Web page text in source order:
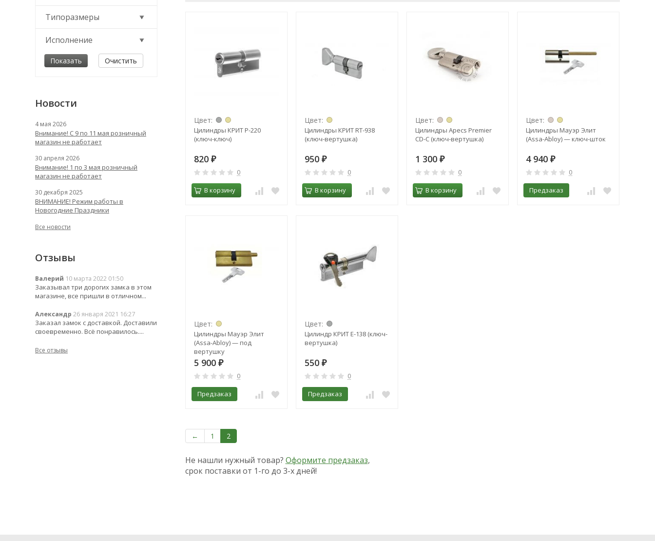
Цвет:
Цилиндры КРИТ P-220
(ключ-ключ)
820 ₽
0
В корзину
Цвет:
Цилиндры КРИТ RT-938
(ключ-вертушка)
950 ₽
0
В корзину
Цвет:
Цилиндры Apecs Premier
CD-C (ключ-вертушка​)
1 300 ₽
0
В корзину
Цвет:
Цилиндры Мауэр Элит
(Assa-Abloy) — ключ-шток
4 940 ₽
0
Предзаказ
Цвет:
Цилиндры Мауэр Элит
(Assa-Abloy) — под
вертушку
5 900 ₽
0
Предзаказ
Цвет:
Цилиндр КРИТ Е-138 (ключ-
вертушка)
550 ₽
0
Предзаказ
← 1 2
Не нашли нужный товар? Оформите предзаказ,
срок поставки от 1-го до 3-х дней!
Типоразмеры
Исполнение
Очистить
Новости
4 мая 2026
Внимание! С 9 по 11 мая розничный
магазин не работает
30 апреля 2026
Внимание! 1 по 3 мая розничный
магазин не работает
30 декабря 2025
ВНИМАНИЕ! Режим работы в
Новогодние Праздники
Все новости
Отзывы
Валерий 10 марта 2022 01:50
Заказывал три дорогих замка в этом
магазине, все пришли в отличном...
Александр 26 января 2021 16:27
Заказал замок с доставкой. Доставили
своевременно. Всё понравилось....
Все отзывы